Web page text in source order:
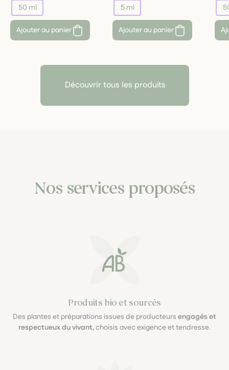
50 ml
Ajouter au panier
5 ml
Ajouter au panier
Découvrir tous les produits
Nos services proposés
Produits bio et sourcés
Des plantes et préparations issues de producteurs engagés et
respectueux du vivant, choisis avec exigence et tendresse.